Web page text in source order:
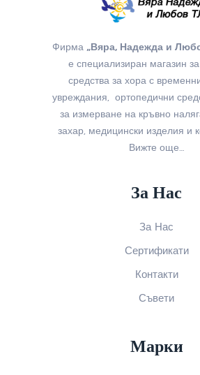
Фирма „Вяра, Надежда и
е специализиран магазин
средства за хора с
увреждания, ортопедични
за измерване на кръвно
захар, медицински изделия и
Вижте още…
За Нас
За Нас
Сертификати
Контакти
Съвети
Марки